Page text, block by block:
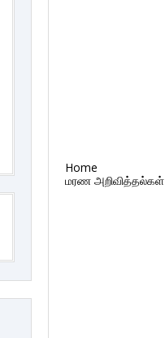
Home
மரண அறிவித்தல்கள்